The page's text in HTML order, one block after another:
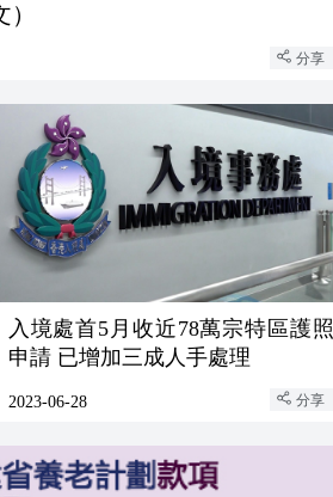
分享
入境處首5月收近78萬宗特區護照
申請 已增加三成人手處理
2023-06-28 分享